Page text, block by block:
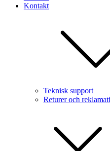
Kontakt
Teknisk support
Returer och